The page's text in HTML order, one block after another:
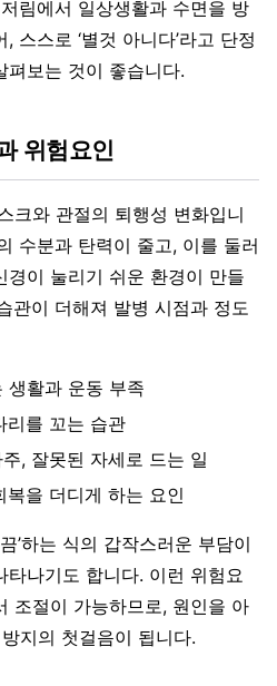
림에서 일상생활과 수면을 방
스스로 ‘별것 아니다’라고 단정
펴보는 것이 좋습니다.
위험요인
크와 관절의 퇴행성 변화입니
수분과 탄력이 줄고, 이를 둘러
이 눌리기 쉬운 환경이 만들
관이 더해져 발병 시점과 정도
생활과 운동 부족
리를 꼬는 습관
, 잘못된 자세로 드는 일
복을 더디게 하는 요인
’하는 식의 갑작스러운 부담이
타나기도 합니다. 이런 위험요
조절이 가능하므로, 원인을 아
지의 첫걸음이 됩니다.